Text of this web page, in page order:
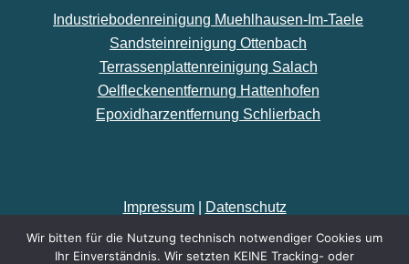
Industriebodenreinigung Muehlhausen-Im-Taele
Sandsteinreinigung Ottenbach
Terrassenplattenreinigung Salach
Oelfleckenentfernung Hattenhofen
Epoxidharzentfernung Schlierbach
Impressum| Datenschutz
Made by kaelberer-online.de
Wir bitten für die Nutzung technisch notwendiger Cookies um
Ihr Einverständnis. Wir setzten KEINE Tracking- oder